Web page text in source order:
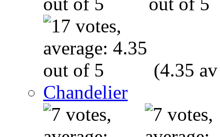
(4.35
Chandelier